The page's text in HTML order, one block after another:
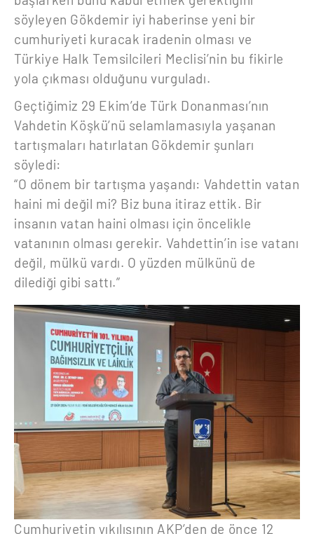
söyleyen Gökdemir iyi haberinse yeni bir
cumhuriyeti kuracak iradenin olması ve
Türkiye Halk Temsilcileri Meclisi’nin bu fikirle
yola çıkması olduğunu vurguladı.
Geçtiğimiz 29 Ekim’de Türk Donanması’nın
Vahdetin Köşkü’nü selamlamasıyla yaşanan
tartışmaları hatırlatan Gökdemir şunları
söyledi:
“O dönem bir tartışma yaşandı: Vahdettin vatan
haini mi değil mi? Biz buna itiraz ettik. Bir
insanın vatan haini olması için öncelikle
vatanının olması gerekir. Vahdettin’in ise vatanı
değil, mülkü vardı. O yüzden mülkünü de
dilediği gibi sattı.”
Cumhuriyetin yıkılışının AKP’den de önce 12